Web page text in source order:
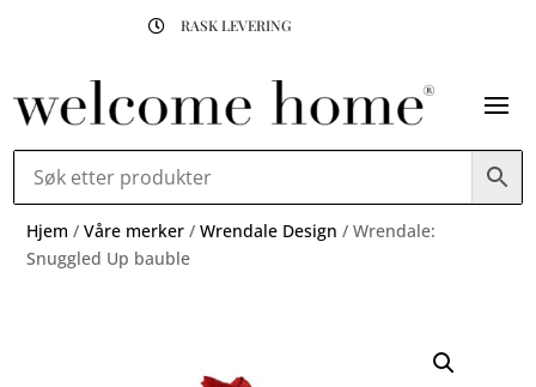
 RASK LEVERING
Hjem /Våre merker /Wrendale Design / Wrendale:
Snuggled Up bauble